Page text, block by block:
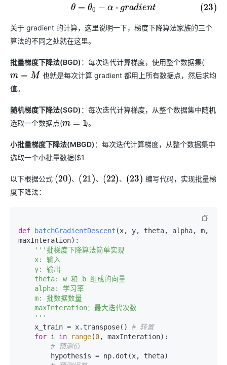
(23)θ =θ 0− α gradient
关于 gradient 的计算，这里说明一下，梯度下降算法家族的三个
算法的不同之处就在这里。
批量梯度下降法(BGD) ：每次迭代计算梯度，使用整个数据集(
m= M
)，也就是每次计算 gradient 都用上所有数据点，然后求均
值。
随机梯度下降法(SGD) ：每次迭代计算梯度，从整个数据集中随机
选取一个数据点(m= 1 )。
小批量梯度下降法(MBGD) ：每次迭代计算梯度，从整个数据集中
选取一个小批量数据($1
以下根据公式 、 、 、
(20) 、 21)、(22)、(23 )
编写代码，实现批量梯
度下降法：
def batchGradientDescent (x, y, theta, alpha, m,
maxInteration):
'''批梯度下降算法简单实现
    '''
    x_train = x.transpose()
# 转置
for i in range(0, maxInteration):
# 预测值